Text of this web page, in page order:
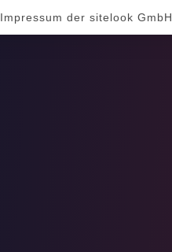
Impressum der sitelook GmbH